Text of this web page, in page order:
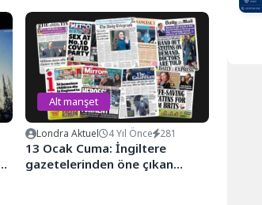
Alt manşet
Londra Aktuel 4 Yıl Önce 281
13 Ocak Cuma: İngiltere
gazetelerinden öne çıkan